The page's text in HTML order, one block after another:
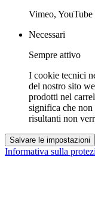
Vimeo, YouTube
Necessari
Sempre attivo
I cookie tecnici
del nostro sito
prodotti nel
significa che non
risultanti non
Salvare le impostazioni
Informativa sulla